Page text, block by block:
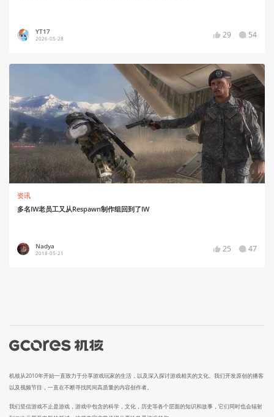
YT17
2026-05-28 29 54
资讯
多名IW老员工又从Respawn制作组回到了IW
Nadya
2018-05-21 25 47
机核从2010年开始一直致力于分享游戏玩家的生活，以及深入探讨游戏相关的文化。我们开发原创的播客
以及视频节目，一直在不断寻找民间高质量的内容创作者。
我们坚信游戏不止是游戏，游戏中包含的科学，文化，历史等各个层面的知识和故事，它们同时也会辐射